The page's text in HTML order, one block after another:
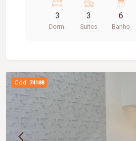
Várias plantas frutíferas * Armários em todos os
quartos e banheiro
3
Dorm.
3
Suítes
6
Banho
Cód. 74188